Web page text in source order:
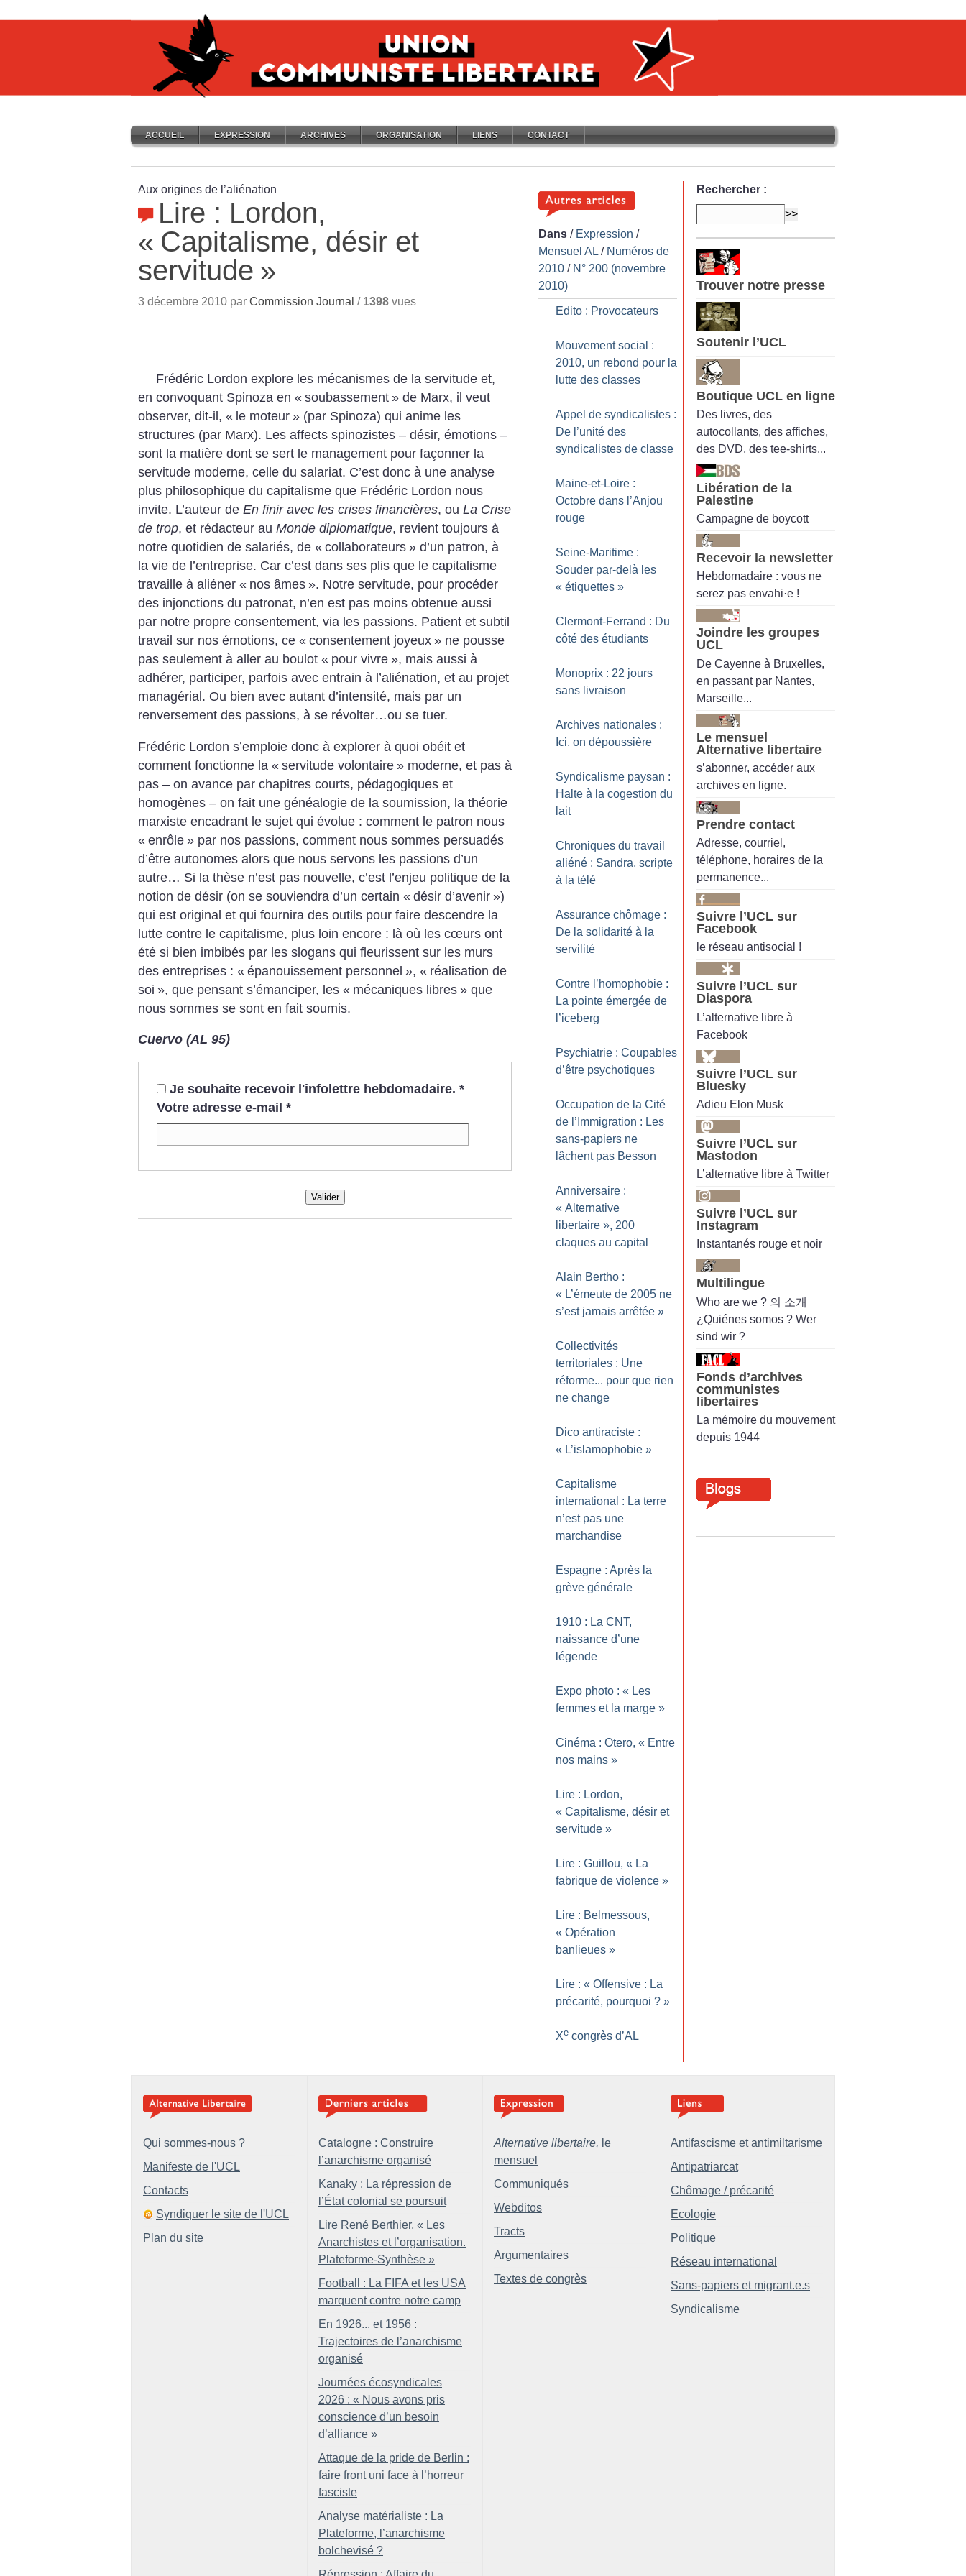
ACCUEIL EXPRESSION ARCHIVES ORGANISATION LIENS CONTACT
Aux origines de l’aliénation
Lire : Lordon,
« Capitalisme, désir et
servitude »
3 décembre 2010 par Commission Journal / 1398 vues
Frédéric Lordon explore les mécanismes de la servitude et,
en convoquant Spinoza en « soubassement » de Marx, il veut
observer, dit-il, « le moteur » (par Spinoza) qui anime les
structures (par Marx). Les affects spinozistes – désir, émotions –
sont la matière dont se sert le management pour façonner la
servitude moderne, celle du salariat. C’est donc à une analyse
plus philosophique du capitalisme que Frédéric Lordon nous
invite. L’auteur de En finir avec les crises financières, ou La Crise
de trop, et rédacteur au Monde diplomatique, revient toujours à
notre quotidien de salariés, de « collaborateurs » d’un patron, à
la vie de l’entreprise. Car c’est dans ses plis que le capitalisme
travaille à aliéner « nos âmes ». Notre servitude, pour procéder
des injonctions du patronat, n’en est pas moins obtenue aussi
par notre propre consentement, via les passions. Patient et subtil
travail sur nos émotions, ce « consentement joyeux » ne pousse
pas seulement à aller au boulot « pour vivre », mais aussi à
adhérer, participer, parfois avec entrain à l’aliénation, et au projet
managérial. Ou bien avec autant d’intensité, mais par un
renversement des passions, à se révolter…ou se tuer.
Frédéric Lordon s’emploie donc à explorer à quoi obéit et
comment fonctionne la « servitude volontaire » moderne, et pas à
pas – on avance par chapitres courts, pédagogiques et
homogènes – on fait une généalogie de la soumission, la théorie
marxiste encadrant le sujet qui évolue : comment le patron nous
« enrôle » par nos passions, comment nous sommes persuadés
d’être autonomes alors que nous servons les passions d’un
autre… Si la thèse n’est pas nouvelle, c’est l’enjeu politique de la
notion de désir (on se souviendra d’un certain « désir d’avenir »)
qui est original et qui fournira des outils pour faire descendre la
lutte contre le capitalisme, plus loin encore : là où les cœurs ont
été si bien imbibés par les slogans qui fleurissent sur les murs
des entreprises : « épanouissement personnel », « réalisation de
soi », que pensant s’émanciper, les « mécaniques libres » que
nous sommes se sont en fait soumis.
Cuervo (AL 95)
Je souhaite recevoir l'infolettre hebdomadaire. *
Votre adresse e-mail *
Valider
Dans / Expression /
Mensuel AL / Numéros de
2010 / N° 200 (novembre
2010)
Edito : Provocateurs
Mouvement social :
2010, un rebond pour la
lutte des classes
Appel de syndicalistes :
De l’unité des
syndicalistes de classe
Maine-et-Loire :
Octobre dans l’Anjou
rouge
Seine-Maritime :
Souder par-delà les
« étiquettes »
Clermont-Ferrand : Du
côté des étudiants
Monoprix : 22 jours
sans livraison
Archives nationales :
Ici, on dépoussière
Syndicalisme paysan :
Halte à la cogestion du
lait
Chroniques du travail
aliéné : Sandra, scripte
à la télé
Assurance chômage :
De la solidarité à la
servilité
Contre l’homophobie :
La pointe émergée de
l’iceberg
Psychiatrie : Coupables
d’être psychotiques
Occupation de la Cité
de l’Immigration : Les
sans-papiers ne
lâchent pas Besson
Anniversaire :
« Alternative
libertaire », 200
claques au capital
Alain Bertho :
« L’émeute de 2005 ne
s’est jamais arrêtée »
Collectivités
territoriales : Une
réforme... pour que rien
ne change
Dico antiraciste :
« L’islamophobie »
Capitalisme
international : La terre
n’est pas une
marchandise
Espagne : Après la
grève générale
1910 : La CNT,
naissance d’une
légende
Expo photo : « Les
femmes et la marge »
Cinéma : Otero, « Entre
nos mains »
Lire : Lordon,
« Capitalisme, désir et
servitude »
Lire : Guillou, « La
fabrique de violence »
Lire : Belmessous,
« Opération
banlieues »
Lire : « Offensive : La
précarité, pourquoi ? »
Xe congrès d’AL
Rechercher :
Trouver notre presse
Soutenir l’UCL
Boutique UCL en ligne
Des livres, des
autocollants, des affiches,
des DVD, des tee-shirts...
Libération de la
Palestine
Campagne de boycott
Recevoir la newsletter
Hebdomadaire : vous ne
serez pas envahi·e !
Joindre les groupes
UCL
De Cayenne à Bruxelles,
en passant par Nantes,
Marseille...
Le mensuel
Alternative libertaire
s’abonner, accéder aux
archives en ligne.
Prendre contact
Adresse, courriel,
téléphone, horaires de la
permanence...
Suivre l’UCL sur
Facebook
le réseau antisocial !
Suivre l’UCL sur
Diaspora
L’alternative libre à
Facebook
Suivre l’UCL sur
Bluesky
Adieu Elon Musk
Suivre l’UCL sur
Mastodon
L’alternative libre à Twitter
Suivre l’UCL sur
Instagram
Instantanés rouge et noir
Multilingue
Who are we ? 의 소개
¿Quiénes somos ? Wer
sind wir ?
Fonds d’archives
communistes
libertaires
La mémoire du mouvement
depuis 1944
Qui sommes-nous ?
Manifeste de l'UCL
Contacts
Syndiquer le site de l'UCL
Plan du site
Catalogne : Construire
l’anarchisme organisé
Kanaky : La répression de
l’État colonial se poursuit
Lire René Berthier, « Les
Anarchistes et l’organisation.
Plateforme-Synthèse »
Football : La FIFA et les USA
marquent contre notre camp
En 1926... et 1956 :
Trajectoires de l’anarchisme
organisé
Journées écosyndicales
2026 : « Nous avons pris
conscience d’un besoin
d’alliance »
Attaque de la pride de Berlin :
faire front uni face à l’horreur
fasciste
Analyse matérialiste : La
Plateforme, l’anarchisme
bolchevisé ?
Alternative libertaire, le
mensuel
Communiqués
Webditos
Tracts
Argumentaires
Textes de congrès
Antifascisme et antimiltarisme
Antipatriarcat
Chômage / précarité
Ecologie
Politique
Réseau international
Sans-papiers et migrant.e.s
Syndicalisme